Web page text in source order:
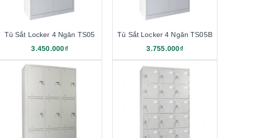
Tủ Sắt Locker 4 Ngăn TS05
3.450.000₫
Tủ Sắt Locker 4 Ngăn TS05B
3.755.000₫